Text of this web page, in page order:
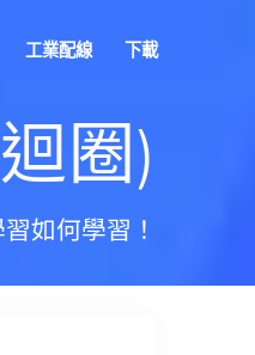
工業配線 下載
圈)
如何學習！